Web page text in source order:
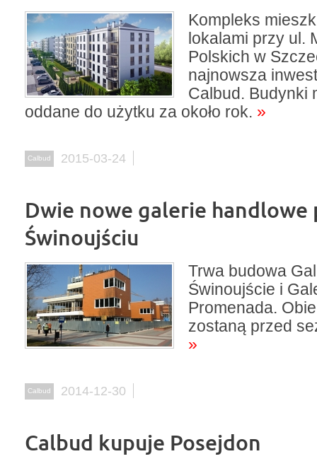
Kompleks
lokalami przy ul.
Polskich w
najnowsza
Calbud. Budynki
oddane do użytku za około rok. »
Calbud 2015-03-24
Dwie nowe galerie handlowe
Świnoujściu
Trwa budowa
Świnoujście i
Promenada.
zostaną przed
»
Calbud 2014-12-30
Calbud kupuje Posejdon